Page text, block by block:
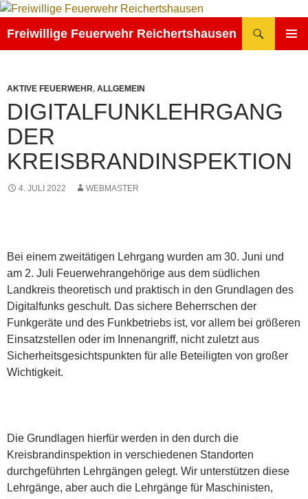
Zum
springen
Freiwillige Feuerwehr Reichertshausen
AKTIVE FEUERWEHR, ALLGEMEIN
DIGITALFUNKLEHRGANG
DER
KREISBRANDINSPEKTION
4. JULI 2022 WEBMASTER
Bei einem zweitätigen Lehrgang wurden am 30. Juni und
am 2. Juli Feuerwehrangehörige aus dem südlichen
Landkreis theoretisch und praktisch in den Grundlagen des
Digitalfunks geschult. Das sichere Beherrschen der
Funkgeräte und des Funkbetriebs ist, vor allem bei größeren
Einsatzstellen oder im Innenangriff, nicht zuletzt aus
Sicherheitsgesichtspunkten für alle Beteiligten von großer
Wichtigkeit.
Die Grundlagen hierfür werden in den durch die
Kreisbrandinspektion in verschiedenen Standorten
durchgeführten Lehrgängen gelegt. Wir unterstützen diese
Lehrgänge, aber auch die Lehrgänge für Maschinisten,